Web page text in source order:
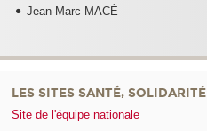
Jean-Marc MACÉ
LES SITES SANTÉ, SOLIDARITÉ
Site de l'équipe nationale